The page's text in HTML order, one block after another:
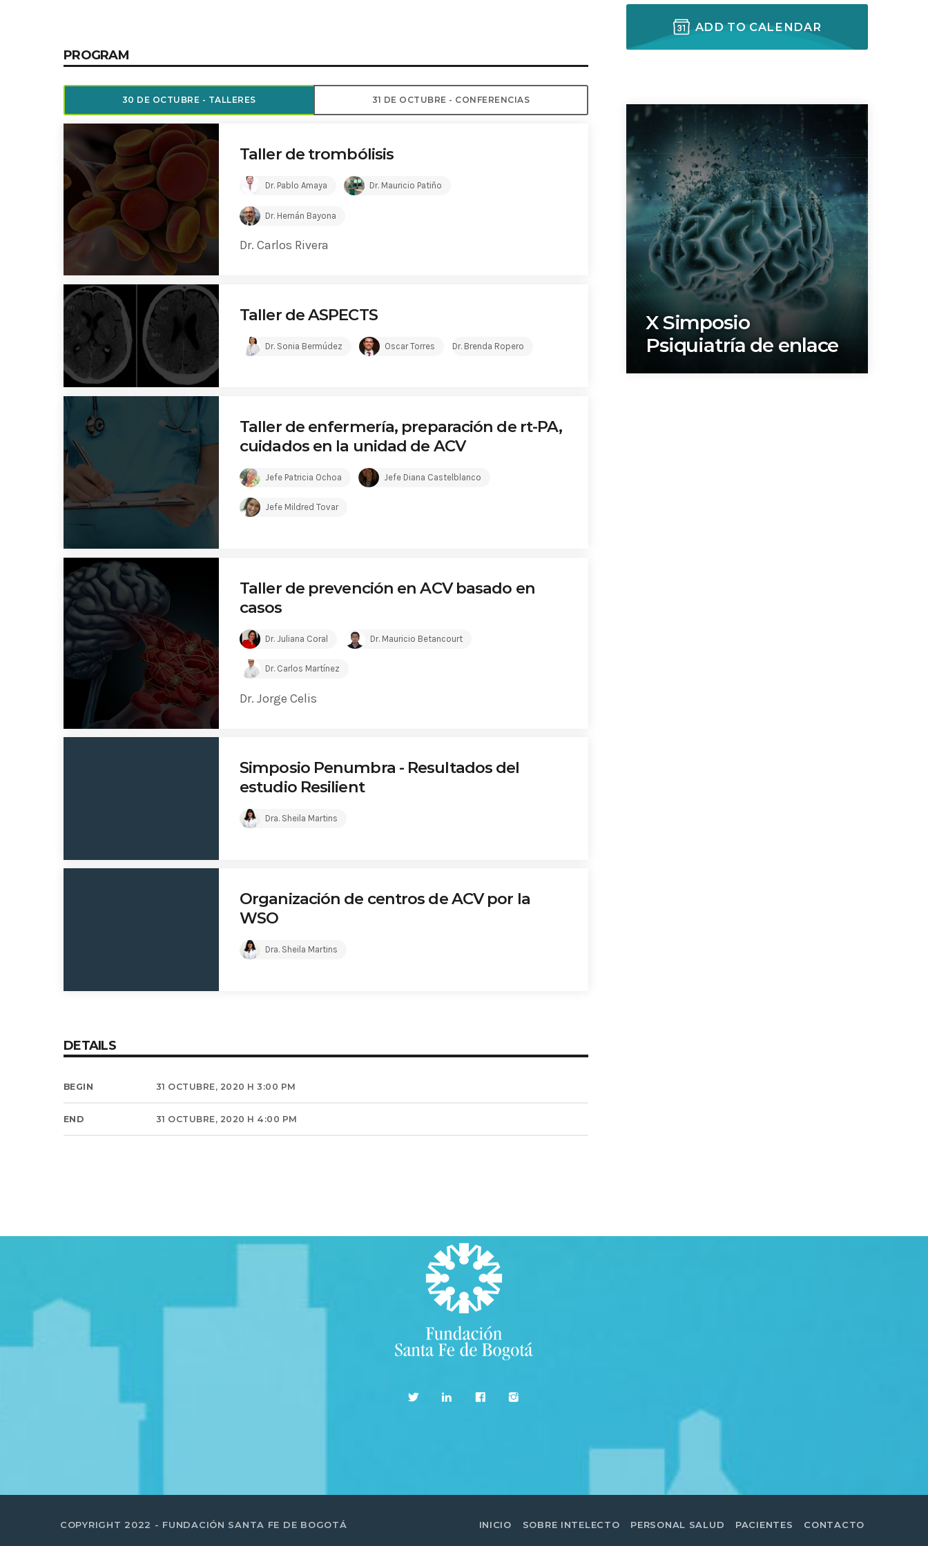
Noticia de personal salud 5
Validating Enterprise Architectures In The Current
Time
PROGRAM
30 DE OCTUBRE - TALLERES 31 DE OCTUBRE - CONFERENCIAS
Taller de trombólisis
Dr. Pablo Amaya Dr. Mauricio Patiño
Dr. Hernán Bayona
Dr. Carlos Rivera
Taller de ASPECTS
Dr. Sonia Bermúdez Oscar Torres Dr. Brenda Ropero
Taller de enfermería, preparación de rt-PA,
cuidados en la unidad de ACV
Jefe Patricia Ochoa Jefe Diana Castelblanco
Jefe Mildred Tovar
Taller de prevención en ACV basado en
casos
Dr. Juliana Coral Dr. Mauricio Betancourt
Dr. Carlos Martínez
Dr. Jorge Celis
Simposio Penumbra - Resultados del
estudio Resilient
Dra. Sheila Martins
Organización de centros de ACV por la
WSO
Dra. Sheila Martins
DETAILS
BEGIN 31 OCTUBRE, 2020 H 3:00 PM
END 31 OCTUBRE, 2020 H 4:00 PM
ADD TO CALENDAR
X Simposio
Psiquiatría de enlace
COPYRIGHT 2022 - FUNDACIÓN SANTA FE DE BOGOTÁ INICIO SOBRE INTELECTO PERSONAL SALUD PACIENTES CONTACTO